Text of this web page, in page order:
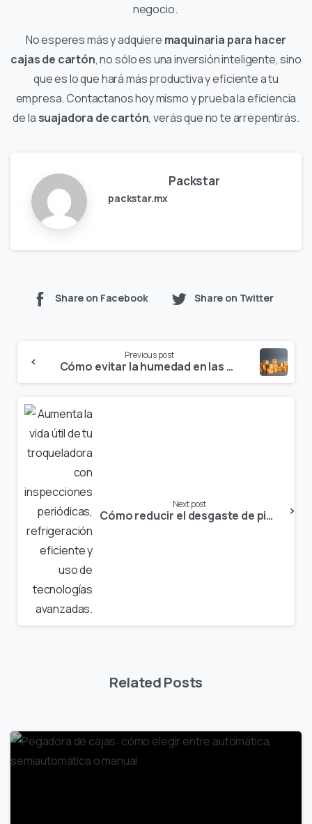
negocio.
No esperes más y adquiere maquinaria para hacer
cajas de cartón, no sólo es una inversión inteligente, sino
que es lo que hará más productiva y eficiente a tu
empresa. Contactanos hoy mismo y prueba la eficiencia
de la suajadora de cartón, verás que no te arrepentirás.
Packstar
packstar.mx
Share on Facebook Share on Twitter
Reading
Previous post
Cómo evitar la humedad en las cajas de cartón
Next post
Cómo reducir el desgaste de piezas en troqueladoras y aumentar su vida útil
Related Posts